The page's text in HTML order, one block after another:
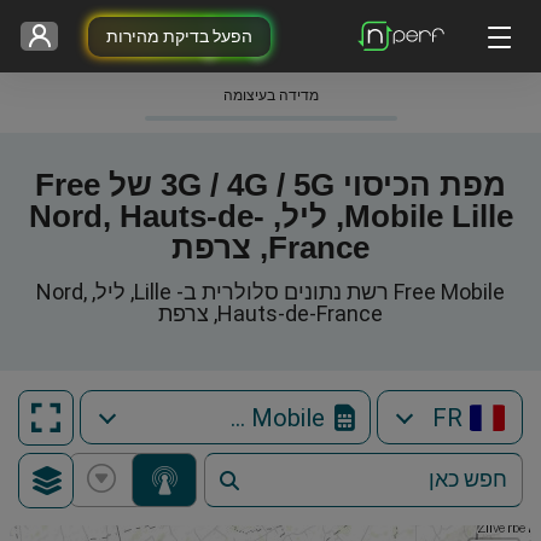
הפעל בדיקת מהירות
מדידה בעיצומה
מפת הכיסוי 3G / 4G / 5G של Free
Mobile Lille, ליל, Nord, Hauts-de-
France, צרפת
Free Mobile רשת נתונים סלולרית ב- Lille, ליל, Nord,
Hauts-de-France, צרפת
FR
Free Mobile